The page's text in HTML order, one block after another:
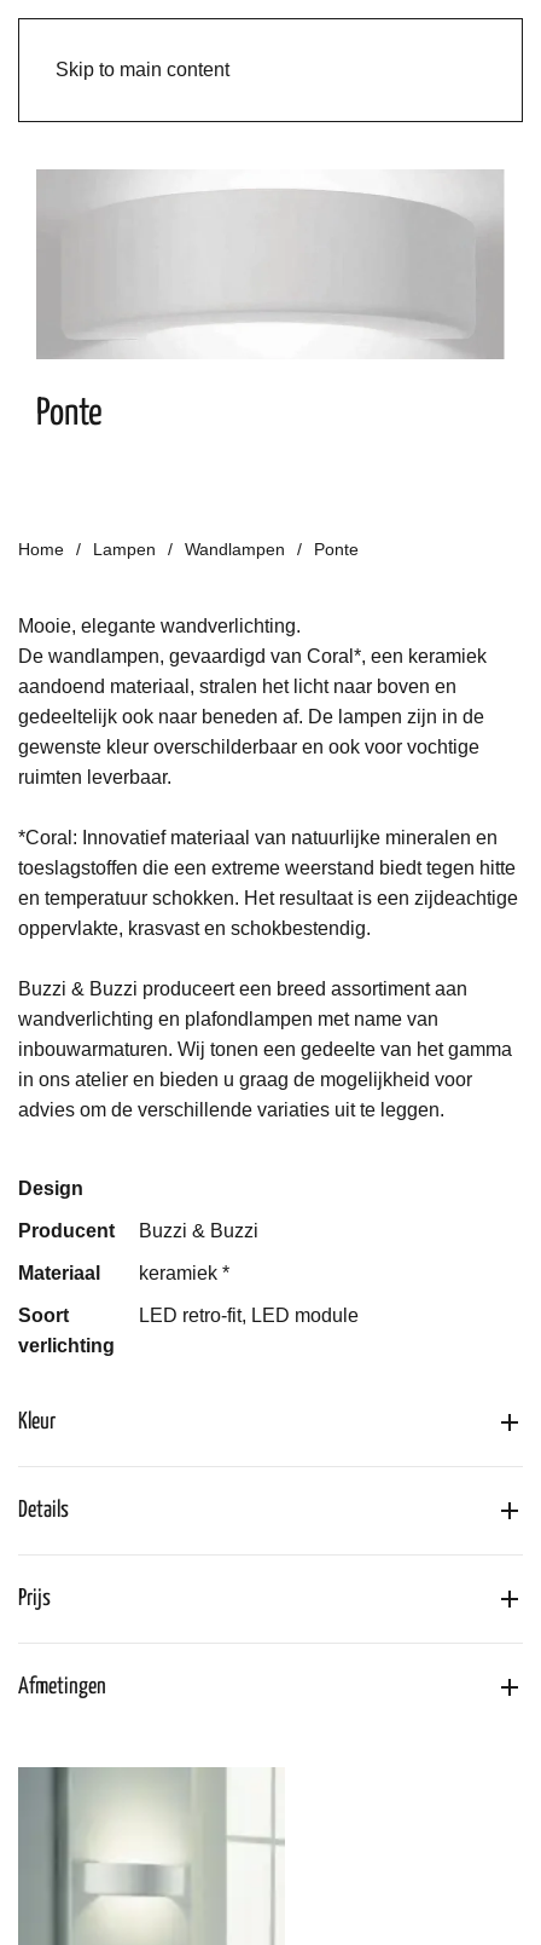
Skip to main content
Ponte
Home Lampen Wandlampen Ponte
Mooie, elegante wandverlichting.
De wandlampen, gevaardigd van Coral*, een keramiek
aandoend materiaal, stralen het licht naar boven en
gedeeltelijk ook naar beneden af. De lampen zijn in de
gewenste kleur overschilderbaar en ook voor vochtige
ruimten leverbaar.
*Coral: Innovatief materiaal van natuurlijke mineralen en
toeslagstoffen die een extreme weerstand biedt tegen hitte
en temperatuur schokken. Het resultaat is een zijdeachtige
oppervlakte, krasvast en schokbestendig.
Buzzi & Buzzi produceert een breed assortiment aan
wandverlichting en plafondlampen met name van
inbouwarmaturen. Wij tonen een gedeelte van het gamma
in ons atelier en bieden u graag de mogelijkheid voor
advies om de verschillende variaties uit te leggen.
Design
Producent Buzzi & Buzzi
Materiaal keramiek *
Soort
verlichting
LED retro-fit, LED module
Kleur
Details
Prijs
Afmetingen